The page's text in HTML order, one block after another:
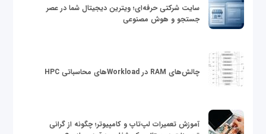
سایت شرکتی حرفه‌ای؛ ویترین دیجیتال شما در عصر
جستجو و هوش مصنوعی
چالش‌های RAM در Workloadهای محاسباتی HPC
آموزش تعمیرات لپ‌تاپ و کامپیوتر؛ چگونه از گرانی